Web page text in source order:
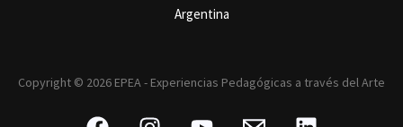
Argentina
Copyright © 2026 EPEA - Experiencias Pedagógicas a través del Arte